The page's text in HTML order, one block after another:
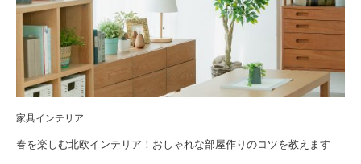
家具インテリア
春を楽しむ北欧インテリア！おしゃれな部屋作りのコツを教えます